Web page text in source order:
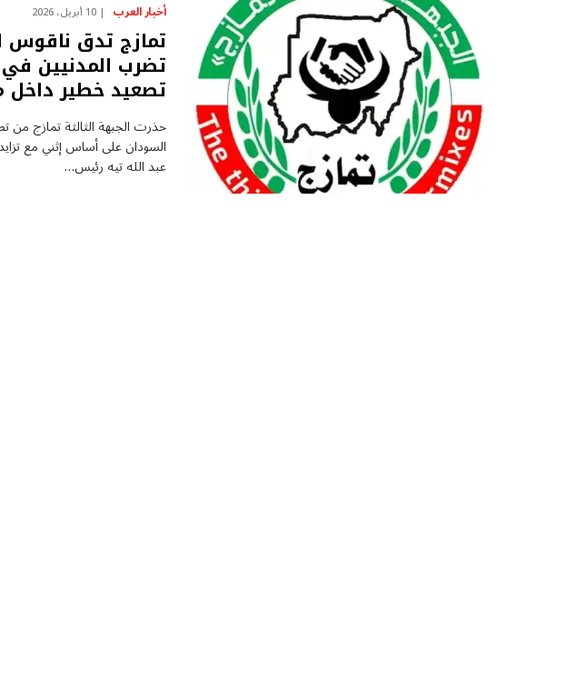
أخبار العرب 10 أبريل، 2026
تمازج تدق ناقوس
تضرب المدنيين
تصعيد خطير داخل
حذرت الجبهة الثالثة تمازج
السودان على أساس إثني مع تزايد
عبد الله تيه رئيس…